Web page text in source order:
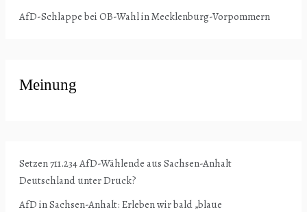
AfD-Schlappe bei OB-Wahl in Mecklenburg-Vorpommern
Meinung
Setzen 711.234 AfD-Wählende aus Sachsen-Anhalt
Deutschland unter Druck?
AfD in Sachsen-Anhalt: Erleben wir bald „blaue